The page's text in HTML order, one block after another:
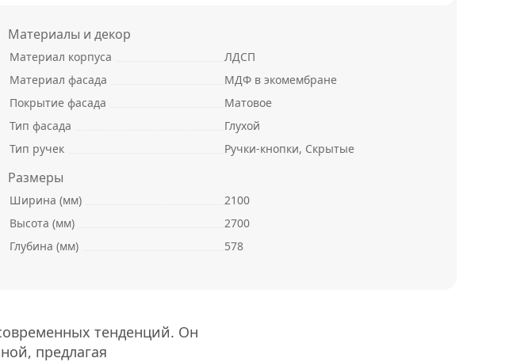
Материалы и декор
Материал корпуса
ЛДСП
Материал фасада
МДФ в экомембране
Покрытие фасада
Матовое
Тип фасада
Глухой
Тип ручек
Ручки-кнопки, Скрытые
Размеры
Ширина (мм)
2100
Высота (мм)
2700
Глубина (мм)
578
тенденций. Он
предлагая